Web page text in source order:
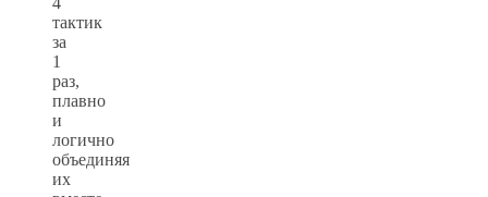
тактик
за
1
раз,
плавно
и
логично
объединяя
их